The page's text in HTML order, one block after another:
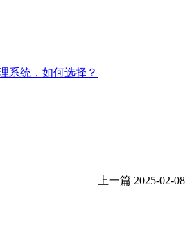
系统，如何选择？
上一篇 2025-02-08